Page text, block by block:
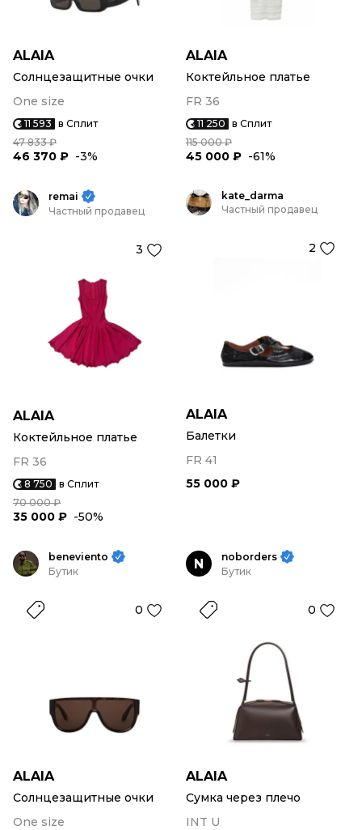
ALAIA
Солнцезащитные очки
One size
11 593 в Сплит
47 833 ₽
46 370 ₽ -3%
ALAIA
Коктейльное платье
FR 36
11 250 в Сплит
115 000 ₽
45 000 ₽ -61%
remai
Частный продавец
3
ALAIA
Коктейльное платье
FR 36
8 750 в Сплит
70 000 ₽
35 000 ₽ -50%
kate_darma
Частный продавец
2
ALAIA
Балетки
FR 41
55 000 ₽
beneviento
Бутик
0
ALAIA
Солнцезащитные очки
One size
N
noborders
Бутик
0
ALAIA
Сумка через плечо
INT U